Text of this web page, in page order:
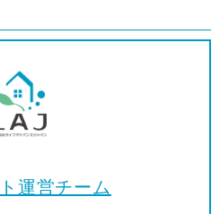
運営チーム